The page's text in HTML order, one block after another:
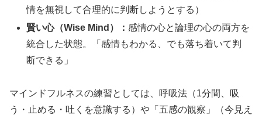
情を無視して合理的に判断しようとする）
賢い心（Wise Mind）：感情の心と論理の心の両方を
統合した状態。「感情もわかる、でも落ち着いて判
断できる」
マインドフルネスの練習としては、呼吸法（1分間、吸
う・止める・吐くを意識する）や「五感の観察」（今見え